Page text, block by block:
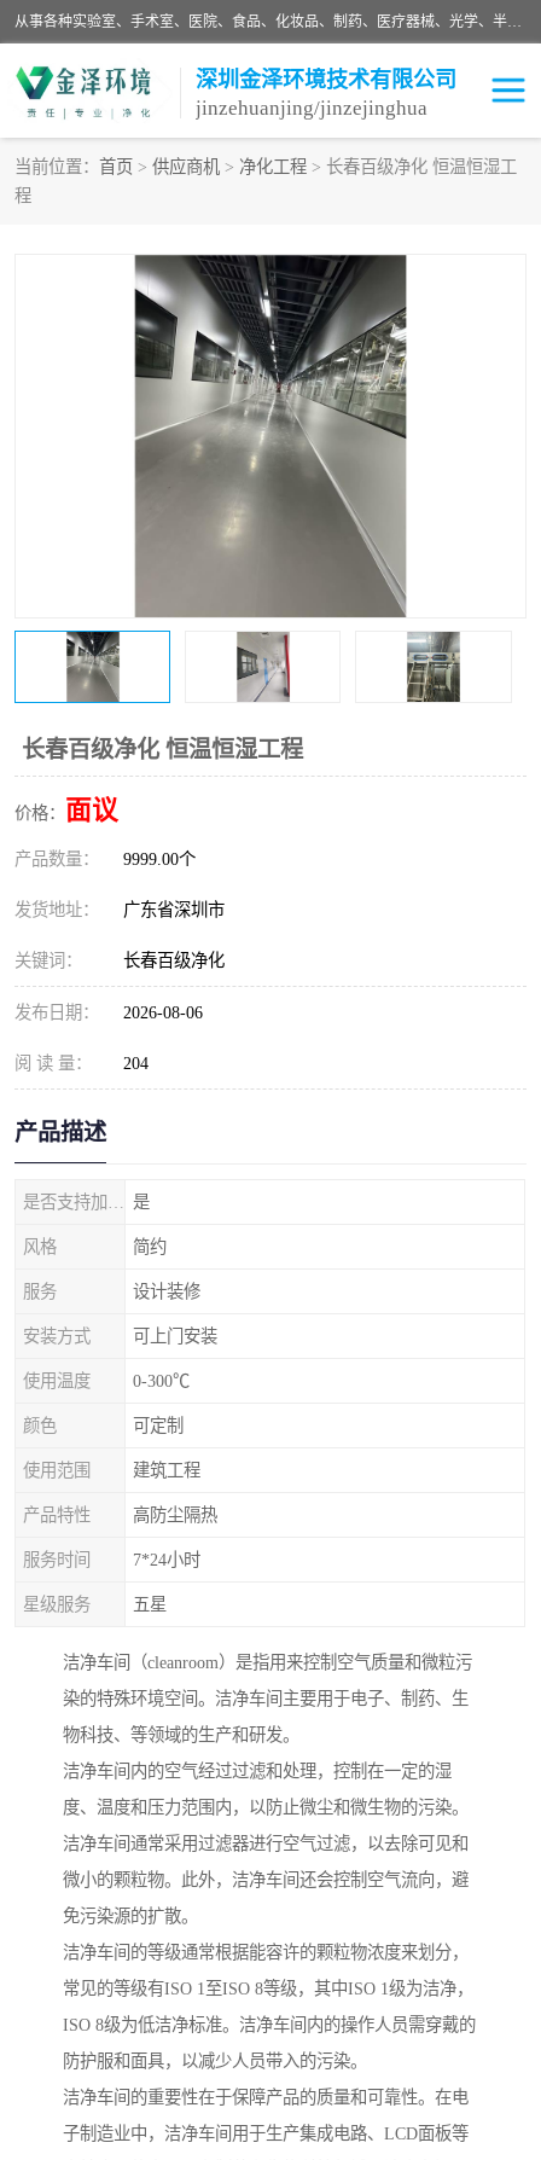
从事各种实验室、手术室、医院、食品、化妆品、制药、医疗器械、光学、半导体、精密电子等无尘车间行业的洁净车间装修设计、净化设备、恒温恒湿空调的设计制作与安装、净化系统工程项目施工及其技术支持服务。
深圳金泽环境技术有限公司
jinzehuanjing/jinzejinghua
当前位置： 首页 > 供应商机 > 净化工程 > 长春百级净化 恒温恒湿工
程
长春百级净化 恒温恒湿工程
价格： 面议
产品数量： 9999.00个
发货地址： 广东省深圳市
关键词： 长春百级净化
发布日期： 2026-08-06
阅 读 量： 204
产品描述
是
风格 简约
服务 设计装修
安装方式 可上门安装
使用温度 0-300℃
颜色 可定制
使用范围 建筑工程
产品特性 高防尘隔热
服务时间 7*24小时
星级服务 五星
洁净车间（cleanroom）是指用来控制空气质量和微粒污
染的特殊环境空间。洁净车间主要用于电子、制药、生
物科技、等领域的生产和研发。
洁净车间内的空气经过过滤和处理，控制在一定的湿
度、温度和压力范围内，以防止微尘和微生物的污染。
洁净车间通常采用过滤器进行空气过滤，以去除可见和
微小的颗粒物。此外，洁净车间还会控制空气流向，避
免污染源的扩散。
洁净车间的等级通常根据能容许的颗粒物浓度来划分，
常见的等级有ISO 1至ISO 8等级，其中ISO 1级为洁净，
ISO 8级为低洁净标准。洁净车间内的操作人员需穿戴的
防护服和面具，以减少人员带入的污染。
洁净车间的重要性在于保障产品的质量和可靠性。在电
子制造业中，洁净车间用于生产集成电路、LCD面板等
实验室净化
GMP车间净化
医药车间净化 生命工程
生物实验室 食品饮料
光电车间
百级